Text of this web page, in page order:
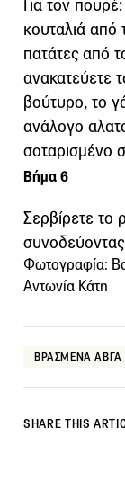
Για τον
κουταλιά από
πατάτες από
ανακατεύετε
βούτυρο, το
ανάλογο
σοταρισμένο
Βήμα 6
Σερβίρετε το
Φωτογραφία:
Αντωνία Κάτη
ΒΡΑΣΜΕΝΑ ΑΒΓΑ
SHARE THIS